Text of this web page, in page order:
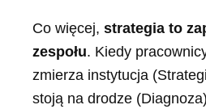
Co więcej, strategia to
zespołu. Kiedy
zmierza instytucja
stoją na drodze